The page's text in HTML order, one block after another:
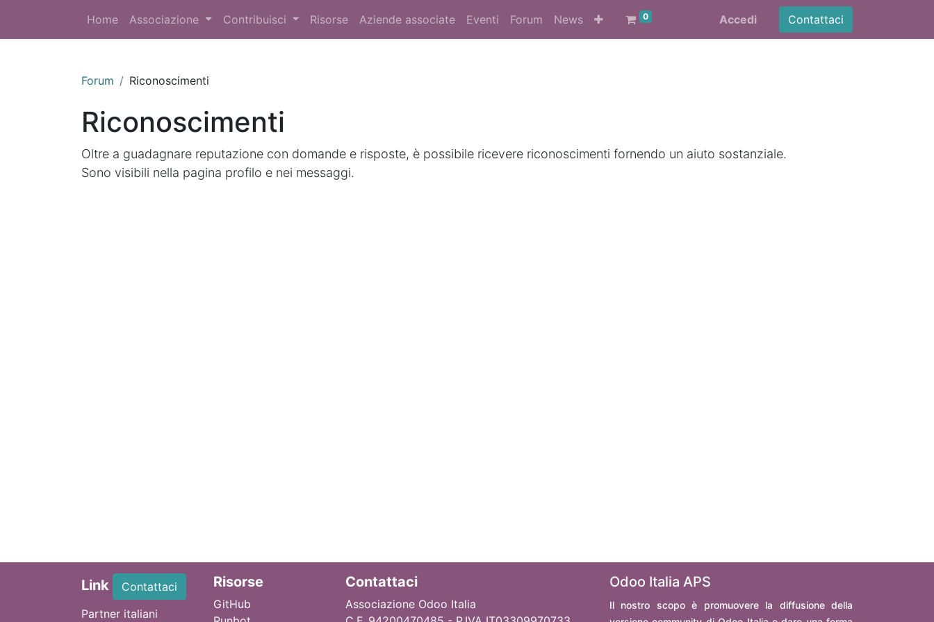
Home Associazione Contribuisci Risorse Aziende associate Eventi Forum News 0 Accedi Contattaci
Forum Riconoscimenti
Riconoscimenti
Oltre a guadagnare reputazione con domande e risposte, è possibile ricevere riconoscimenti fornendo un aiuto sostanziale.
Sono visibili nella pagina profilo e nei messaggi.
Link
Contattaci
Partner italiani
Risorse
GitHub
Contattaci
Associazione Odoo Italia
Odoo Italia APS
Il nostro scopo è promuovere la diffusione della